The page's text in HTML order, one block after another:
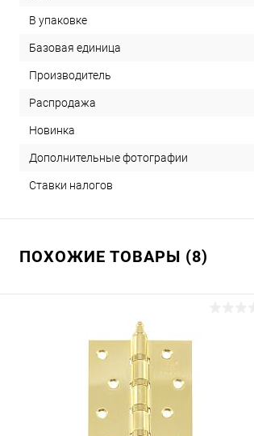
В упаковке
Базовая единица
Производитель
Распродажа
Новинка
Дополнительные фотографии
Ставки налогов
ПОХОЖИЕ ТОВАРЫ (8)